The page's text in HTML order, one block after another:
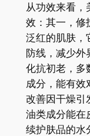
从功效来看，
效：其一，修
泛红的肌肤，
防线，减少外
化抗初老，多
成分，能有效
改善因干燥引
油类成分能在
续护肤品的水